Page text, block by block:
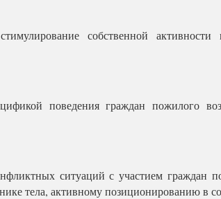
собственной активности
поведения граждан пожилого
ситуаций с участием граждан
тела, активному позиционированию в